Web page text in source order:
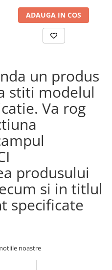
CRF1100L Africa Twin (20 -
23)
ADAUGA IN COS
un produs
stiti modelul
Va rog
produsului
si in titlul
specificate
noastre